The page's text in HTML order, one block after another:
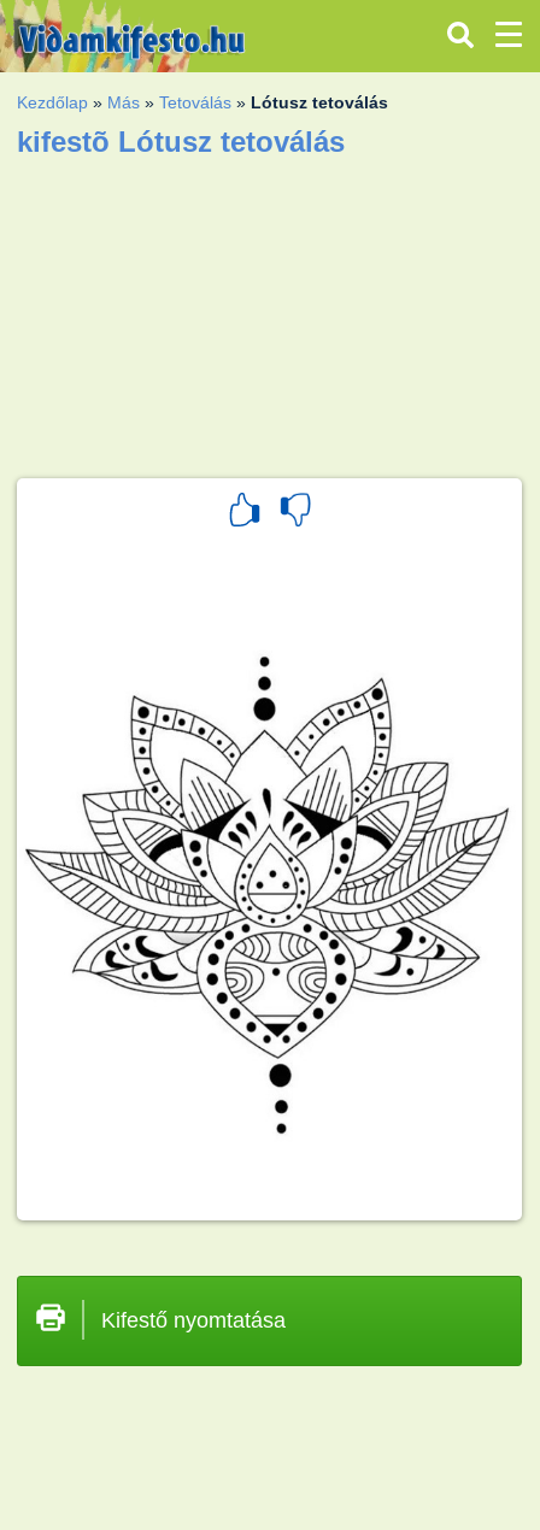
Kezdőlap » Más »Tetoválás » Lótusz tetoválás
kifestõ Lótusz tetoválás
Kifestő nyomtatása